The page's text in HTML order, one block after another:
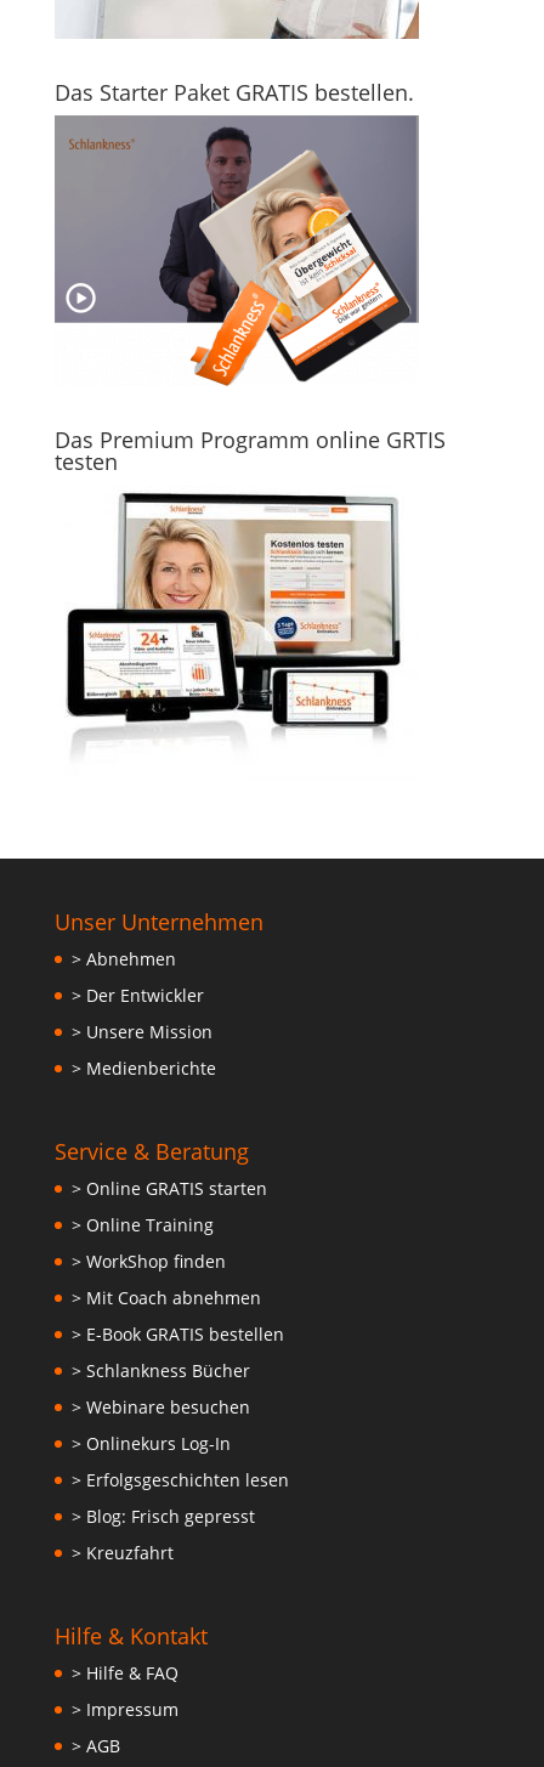
Das Starter Paket GRATIS bestellen.
Das Premium Programm online GRTIS
testen
Unser Unternehmen
> Abnehmen
> Der Entwickler
> Unsere Mission
> Medienberichte
Service & Beratung
> Online GRATIS starten
> Online Training
> WorkShop finden
> Mit Coach abnehmen
> E-Book GRATIS bestellen
> Schlankness Bücher
> Webinare besuchen
> Onlinekurs Log-In
> Erfolgsgeschichten lesen
> Blog: Frisch gepresst
> Kreuzfahrt
Hilfe & Kontakt
> Hilfe & FAQ
> Impressum
> AGB